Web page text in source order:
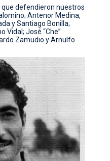
defendieron nuestros
Antenor Medina,
y Santiago Bonilla;
Vidal; José “Che”
Zamudio y Arnulfo